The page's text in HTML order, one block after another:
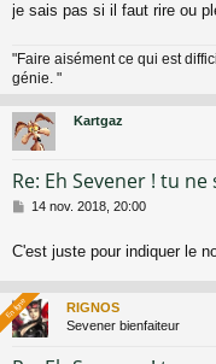
g
je sais pas si il faut rire ou
"Faire aisément ce qui est
génie. "
Kartgaz
Re: Eh Sevener ! tu
M
s
g
e
14 nov. 2018, 20:00
C'est juste pour indiquer le
RIGNOS
Sevener bienfaiteur
En ligne
En ligne